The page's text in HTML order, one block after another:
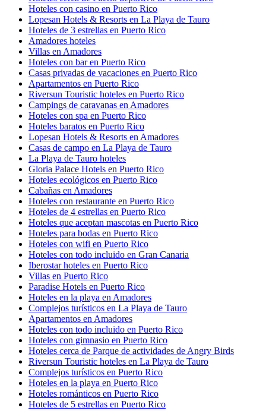
Hoteles con casino en Puerto Rico
Lopesan Hotels & Resorts en La Playa de Tauro
Hoteles de 3 estrellas en Puerto Rico
Amadores hoteles
Villas en Amadores
Hoteles con bar en Puerto Rico
Casas privadas de vacaciones en Puerto Rico
Apartamentos en Puerto Rico
Riversun Touristic hoteles en Puerto Rico
Campings de caravanas en Amadores
Hoteles con spa en Puerto Rico
Hoteles baratos en Puerto Rico
Lopesan Hotels & Resorts en Amadores
Casas de campo en La Playa de Tauro
La Playa de Tauro hoteles
Gloria Palace Hotels en Puerto Rico
Hoteles ecológicos en Puerto Rico
Cabañas en Amadores
Hoteles con restaurante en Puerto Rico
Hoteles de 4 estrellas en Puerto Rico
Hoteles que aceptan mascotas en Puerto Rico
Hoteles para bodas en Puerto Rico
Hoteles con wifi en Puerto Rico
Hoteles con todo incluido en Gran Canaria
Iberostar hoteles en Puerto Rico
Villas en Puerto Rico
Paradise Hotels en Puerto Rico
Hoteles en la playa en Amadores
Complejos turísticos en La Playa de Tauro
Apartamentos en Amadores
Hoteles con todo incluido en Puerto Rico
Hoteles con gimnasio en Puerto Rico
Hoteles cerca de Parque de actividades de Angry Birds
Riversun Touristic hoteles en La Playa de Tauro
Complejos turísticos en Puerto Rico
Hoteles en la playa en Puerto Rico
Hoteles románticos en Puerto Rico
Hoteles de 5 estrellas en Puerto Rico